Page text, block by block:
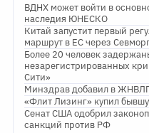
ВДНХ может войти в
наследия ЮНЕСКО
Китай запустит первый
маршрут в ЕС через
Более 20 человек
незарегистрированных
Сити»
Минздрав добавил в
«Флит Лизинг» купил
Сенат США одобрил
санкций против РФ